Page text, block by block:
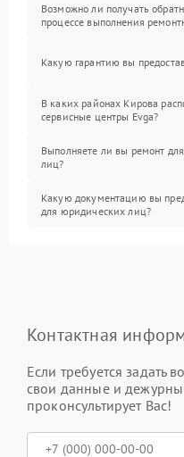
Возможно ли получать
процессе выполнения
Какую гарантию вы
В каких районах Кирова
сервисные центры Evga?
Выполняете ли вы ремонт
лиц?
Какую документацию вы
для юридических лиц?
Контактная
Если требуется задать
свои данные и
проконсультирует Вас!